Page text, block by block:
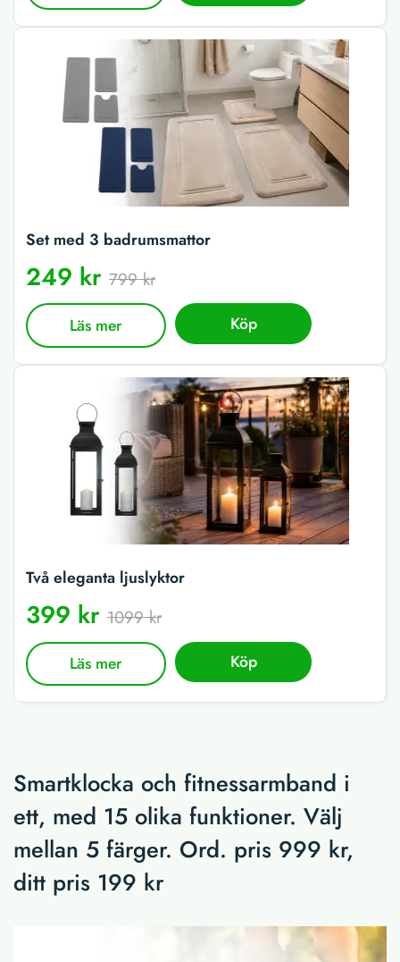
Set med 3 badrumsmattor
249 kr 799 kr
Läs mer Köp
Två eleganta ljuslyktor
399 kr 1099 kr
Läs mer Köp
Smartklocka och fitnessarmband i
ett, med 15 olika funktioner. Välj
mellan 5 färger. Ord. pris 999 kr,
ditt pris 199 kr